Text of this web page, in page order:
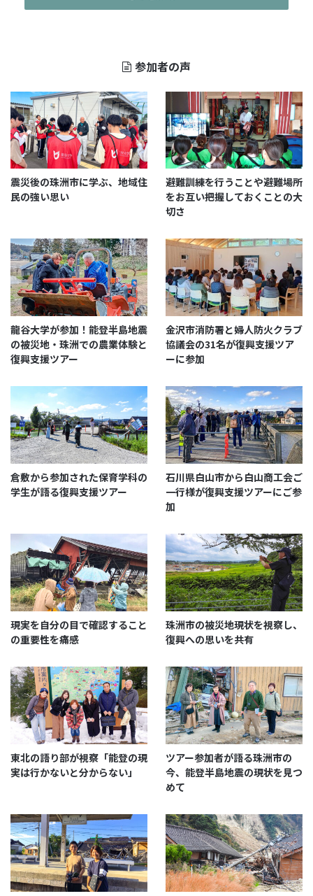
また、ガイドさんの説明は非常に丁寧で、質問にも的
確に答えていただきました。お話の中には、倒壊した
建物や地盤沈下の原因、耐震補強の大切さなど、普段
の生活では触れない専門的な情報も含まれており、震
災をより深く理解することができました。
特に印象的だったのは見附島の崩壊や復興作業の風景
りました。私たちは、このツアーで震災を「自分ご
と」として捉え、防災意識が大きく変わりました。
このツアーは、災害教育プログラムとしても貴重で、
ています。観光とは一味違う学びのガイドツアーを通
じて、災害への意識が変わるきっかけを得られます。
また、私たちのように参加者の専門分野に合わせたオ
プションも可能と伺いましたので、ぜひ再訪を考えて
います。震災を自分の目で見ることで、防災対策も変
わることと思います。
この度は、リブート珠洲の復興支援ツアーにご参加い
ただき、誠にありがとうございました。皆様が珠洲市
の現状や震災の影響を真剣に学んでくださったこと、
大変うれしく思います。地元住民やガイドの経験を通
じて、少しでも震災への理解や防災意識が高まるお手
参加者の声
震災後の珠洲市に学ぶ、地域住
民の強い思い
避難訓練を行うことや避難場所
をお互い把握しておくことの大
切さ
龍谷大学が参加！能登半島地震
の被災地・珠洲での農業体験と
復興支援ツアー
金沢市消防署と婦人防火クラブ
協議会の31名が復興支援ツア
ーに参加
倉敷から参加された保育学科の
学生が語る復興支援ツアー
石川県白山市から白山商工会ご
一行様が復興支援ツアーにご参
加
現実を自分の目で確認すること
の重要性を痛感
珠洲市の被災地現状を視察し、
復興への思いを共有
東北の語り部が視察「能登の現
実は行かないと分からない」
ツアー参加者が語る珠洲市の
今、能登半島地震の現状を見つ
めて